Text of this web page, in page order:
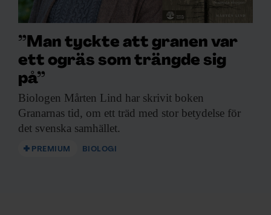
”Man tyckte att granen var
ett ogräs som trängde sig
på”
Biologen Mårten Lind har skrivit boken
Granarnas tid, om ett träd med stor betydelse för
det svenska samhället.
PREMIUM BIOLOGI